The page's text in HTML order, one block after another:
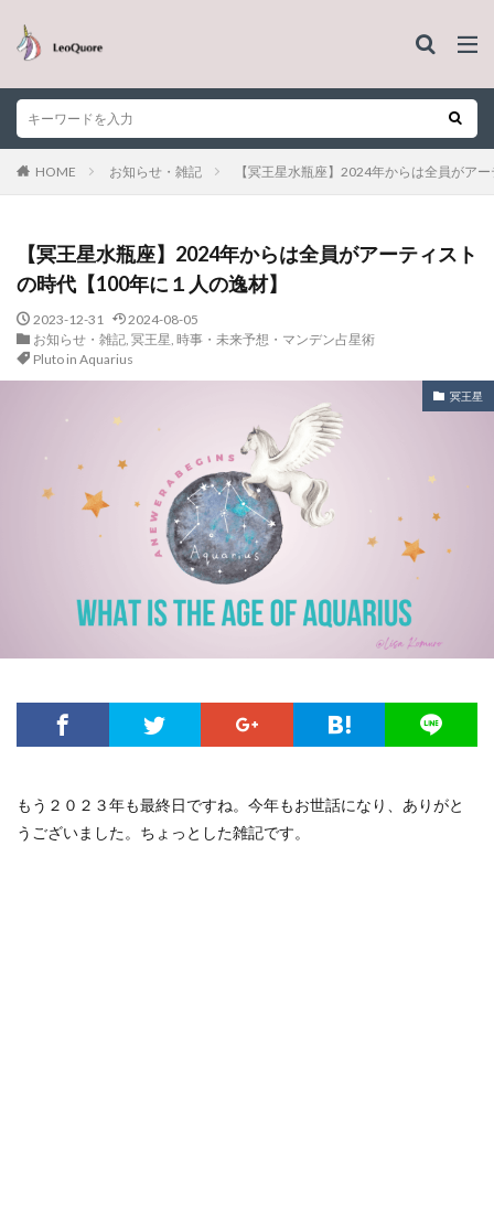
HOME お知らせ・雑記 【冥王星水瓶座】2024年からは全員がア
【冥王星水瓶座】2024年からは全員がアーティスト
の時代【100年に１人の逸材】
2023-12-31
2024-08-05
お知らせ・雑記, 冥王星, 時事・未来予想・マンデン占星術
Pluto in Aquarius
冥王星
もう２０２３年も最終日ですね。今年もお世話になり、ありがと
うございました。ちょっとした雑記です。